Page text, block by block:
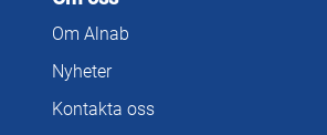
Om Alnab
Nyheter
Kontakta oss